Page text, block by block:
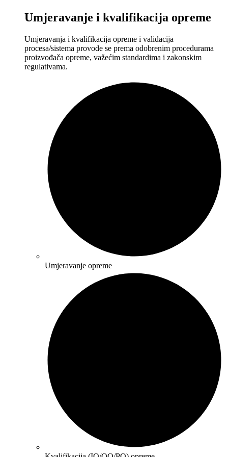
Umjeravanje i kvalifikacija opreme
Umjeravanja i kvalifikacija opreme i validacija
procesa/sistema provode se prema odobrenim procedurama
proizvođača opreme, važećim standardima i zakonskim
regulativama.
Umjeravanje opreme